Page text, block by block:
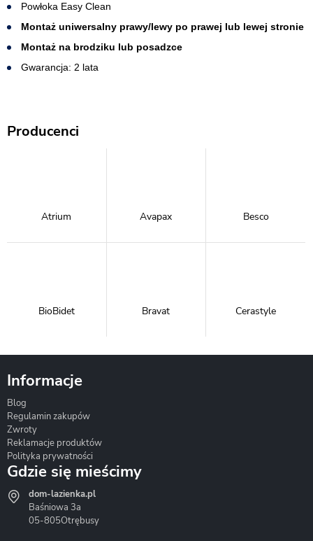
Powłoka Easy Clean
Montaż uniwersalny prawy/lewy po prawej lub lewej stronie
Montaż na brodziku lub posadzce
Gwarancja: 2 lata
Producenci
Atrium Avapax Besco
BioBidet Bravat Cerastyle
Hydrostop
Informacje
Blog
Regulamin zakupów
Zwroty
Reklamacje produktów
Polityka prywatności
Gdzie się mieścimy
dom-lazienka.pl
Baśniowa 3a
05-805Otrębusy